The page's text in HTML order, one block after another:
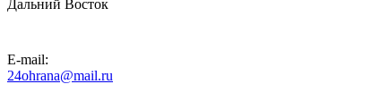
Дальний Восток
E-mail:
24ohrana@mail.ru